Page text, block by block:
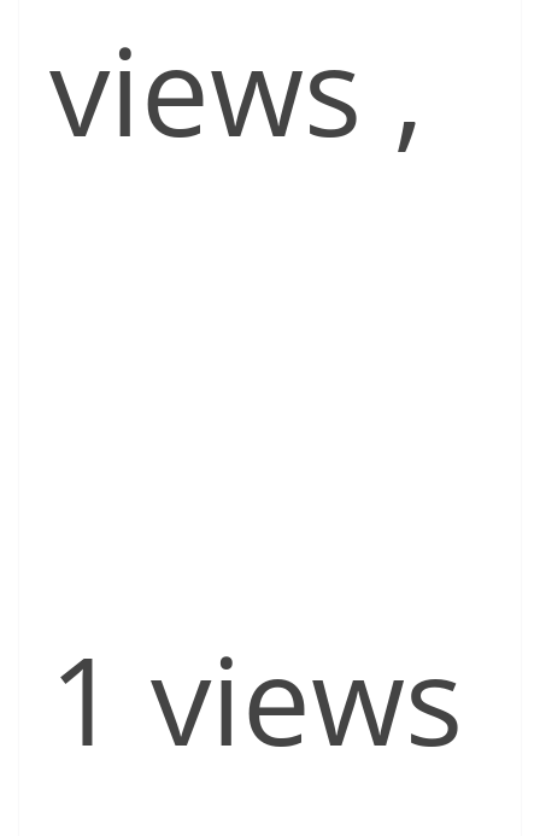
views ,
1 views